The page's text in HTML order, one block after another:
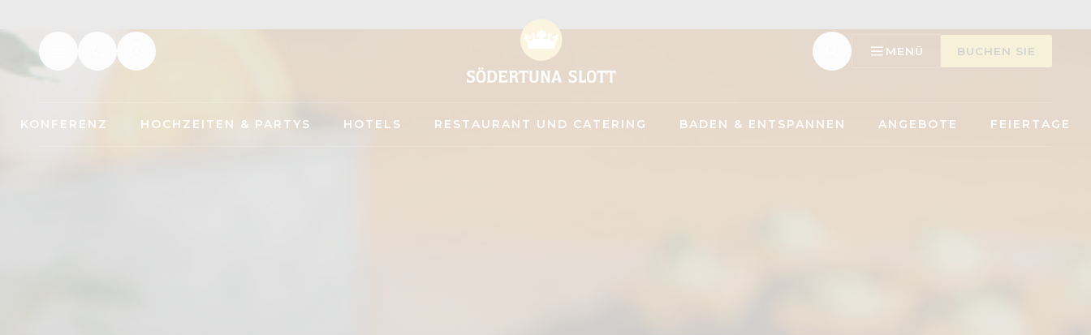
MENÜ BUCHEN SIE
KONFERENZ HOCHZEITEN & PARTYS HOTELS RESTAURANT UND CATERING BADEN & ENTSPANNEN ANGEBOTE FEIERTAGE